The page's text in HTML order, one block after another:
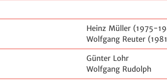
Heinz Müller (1975-
Wolfgang Reuter
Günter Lohr
Wolfgang Rudolph